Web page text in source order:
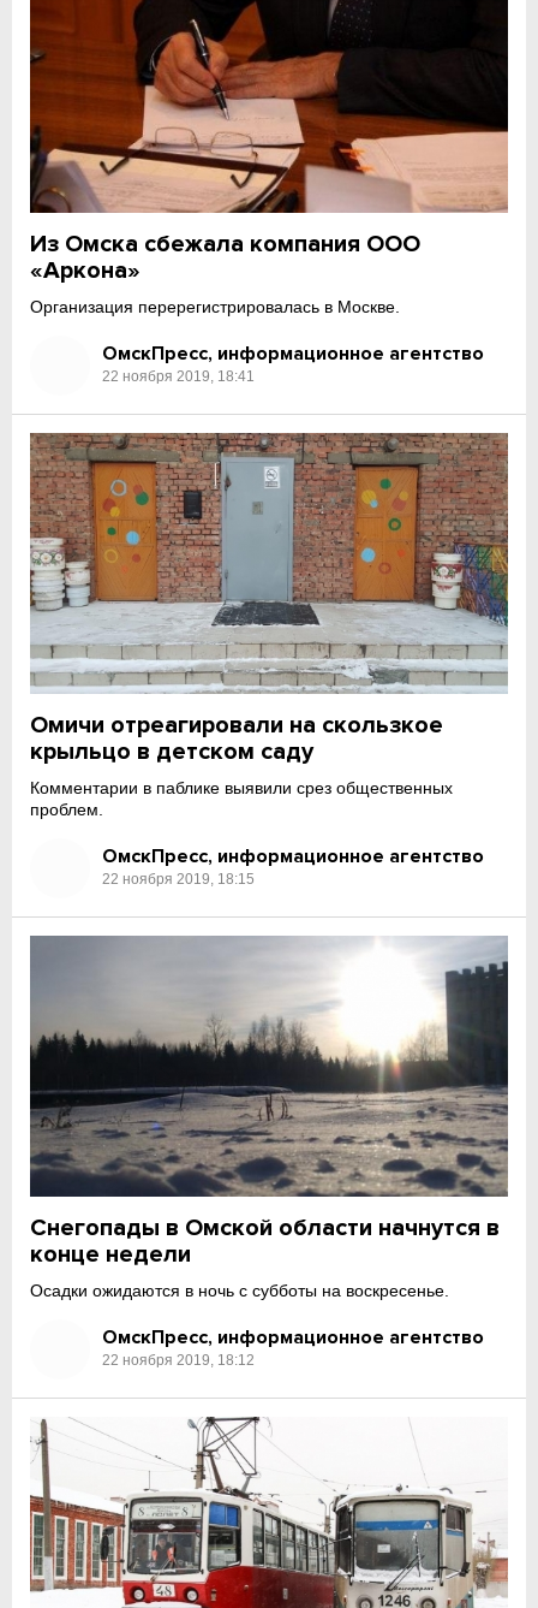
Из Омска сбежала компания ООО
«Аркона»
Организация перерегистрировалась в Москве.
ОмскПресс, информационное агентство
22 ноября 2019, 18:41
Омичи отреагировали на скользкое
крыльцо в детском саду
Комментарии в паблике выявили срез общественных
проблем.
ОмскПресс, информационное агентство
22 ноября 2019, 18:15
Снегопады в Омской области начнутся в
конце недели
Осадки ожидаются в ночь с субботы на воскресенье.
ОмскПресс, информационное агентство
22 ноября 2019, 18:12